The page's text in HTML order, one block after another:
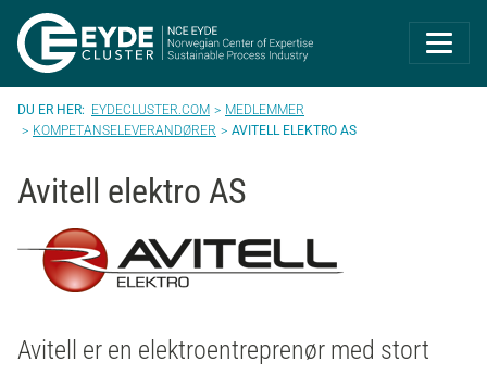
Eyde-Cluster |
EYDECLUSTER.COM
MEDLEMMER
KOMPETANSELEVERANDØRER
AVITELL ELEKTRO AS
Avitell elektro AS
Avitell er en elektroentreprenør med stort